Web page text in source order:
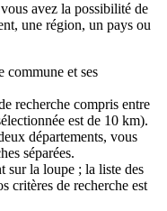
avez la possibilité de
une région, un pays ou
commune et ses
recherche compris entre
est de 10 km).
départements, vous
séparées.
sur la loupe ; la liste des
critères de recherche est